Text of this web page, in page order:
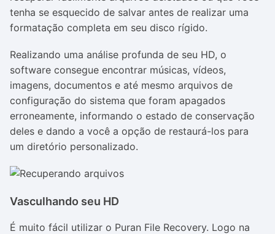
tenha se esquecido de salvar antes de realizar uma
formatação completa em seu disco rígido.
Realizando uma análise profunda de seu HD, o
software consegue encontrar músicas, vídeos,
imagens, documentos e até mesmo arquivos de
configuração do sistema que foram apagados
erroneamente, informando o estado de conservação
deles e dando a você a opção de restaurá-los para
um diretório personalizado.
Vasculhando seu HD
É muito fácil utilizar o Puran File Recovery. Logo na